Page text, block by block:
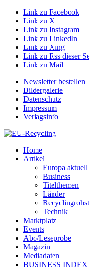
Link zu Facebook
Link zu X
Link zu Instagram
Link zu LinkedIn
Link zu Xing
Link zu Rss dieser
Link zu Mail
Newsletter bestellen
Bildergalerie
Datenschutz
Impressum
Verlagsinfo
Home
Artikel
Europa aktuell
Business
Titelthemen
Länder
Technik
Marktplatz
Events
Abo/Leseprobe
Magazin
Mediadaten
BUSINESS INDEX